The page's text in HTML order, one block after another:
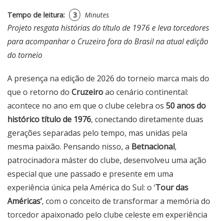
Tempo de leitura: 3 Minutes
Projeto resgata histórias do título de 1976 e leva torcedores
para acompanhar o Cruzeiro fora do Brasil na atual edição
do torneio
A presença na edição de 2026 do torneio marca mais do
que o retorno do Cruzeiroao cenário continental:
acontece no ano em que o clube celebra os 50 anos do
histórico título de 1976, conectando diretamente duas
gerações separadas pelo tempo, mas unidas pela
mesma paixão. Pensando nisso, a Betnacional,
patrocinadora máster do clube, desenvolveu uma ação
especial que une passado e presente em uma
experiência única pela América do Sul: o ‘Tour das
Américas’, com o conceito de transformar a memória do
torcedor apaixonado pelo clube celeste em experiência